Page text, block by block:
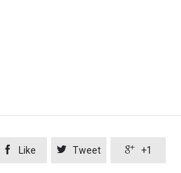
 Like  Tweet  +1